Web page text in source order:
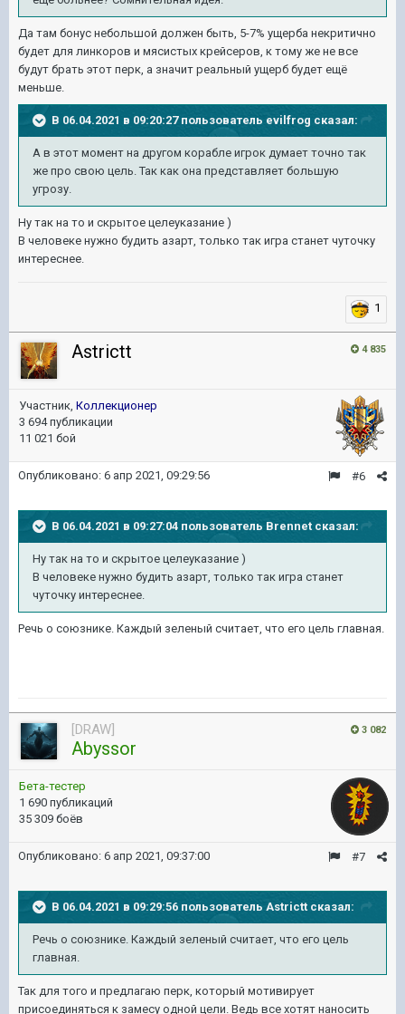
Да там бонус небольшой должен быть, 5-7% ущерба некритично
будет для линкоров и мясистых крейсеров, к тому же не все
будут брать этот перк, а значит реальный ущерб будет ещё
меньше.
В 06.04.2021 в 09:20:27 пользователь evilfrog сказал:
А в этот момент на другом корабле игрок думает точно так
же про свою цель. Так как она представляет большую
угрозу.
Ну так на то и скрытое целеуказание )
В человеке нужно будить азарт, только так игра станет чуточку
интереснее.
1
4 835
Astrictt
Участник, Коллекционер
3 694 публикации
11 021 бой
#6
Опубликовано: 6 апр 2021, 09:29:56
В 06.04.2021 в 09:27:04 пользователь Brennet сказал:
Ну так на то и скрытое целеуказание )
В человеке нужно будить азарт, только так игра станет
чуточку интереснее.
Речь о союзнике. Каждый зеленый считает, что его цель главная.
3 082
[DRAW]
Abyssor
Бета-тестер
1 690 публикаций
35 309 боёв
#7
Опубликовано: 6 апр 2021, 09:37:00
В 06.04.2021 в 09:29:56 пользователь Astrictt сказал:
Речь о союзнике. Каждый зеленый считает, что его цель
главная.
Так для того и предлагаю перк, который мотивирует
присоединяться к замесу одной цели. Ведь все хотят наносить